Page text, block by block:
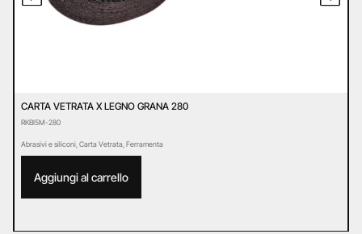
CARTA VETRATA X LEGNO GRANA 280
RKBI5M-280
Abrasivi e siliconi Carta Vetrata Ferramenta
Aggiungi al carrello